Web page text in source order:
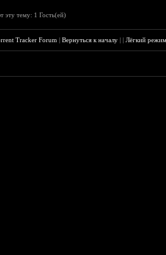
эту тему: 1 Гость(ей)
Tracker Forum |Вернуться к началу ||Лёгкий